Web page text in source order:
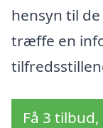
hensyn til
træffe en
Få 3